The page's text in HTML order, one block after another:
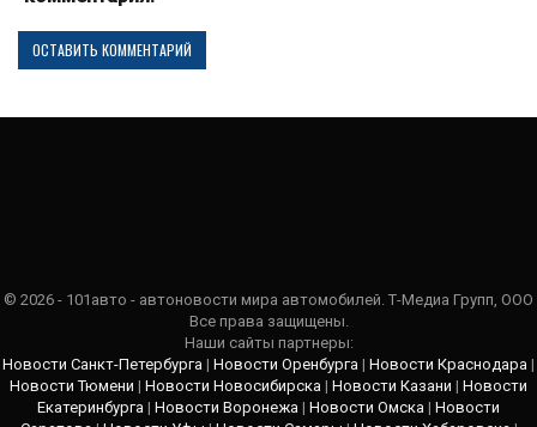
© 2026 - 101авто - автоновости мира автомобилей. Т-Медиа Групп, ООО
Все права защищены.
Наши сайты партнеры:
Новости Санкт-Петербурга | Новости Оренбурга | Новости Краснодара |
Новости Тюмени | Новости Новосибирска | Новости Казани | Новости
Екатеринбурга | Новости Воронежа | Новости Омска | Новости